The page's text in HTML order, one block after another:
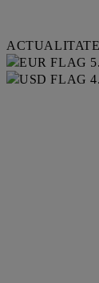
ACTUALITATE